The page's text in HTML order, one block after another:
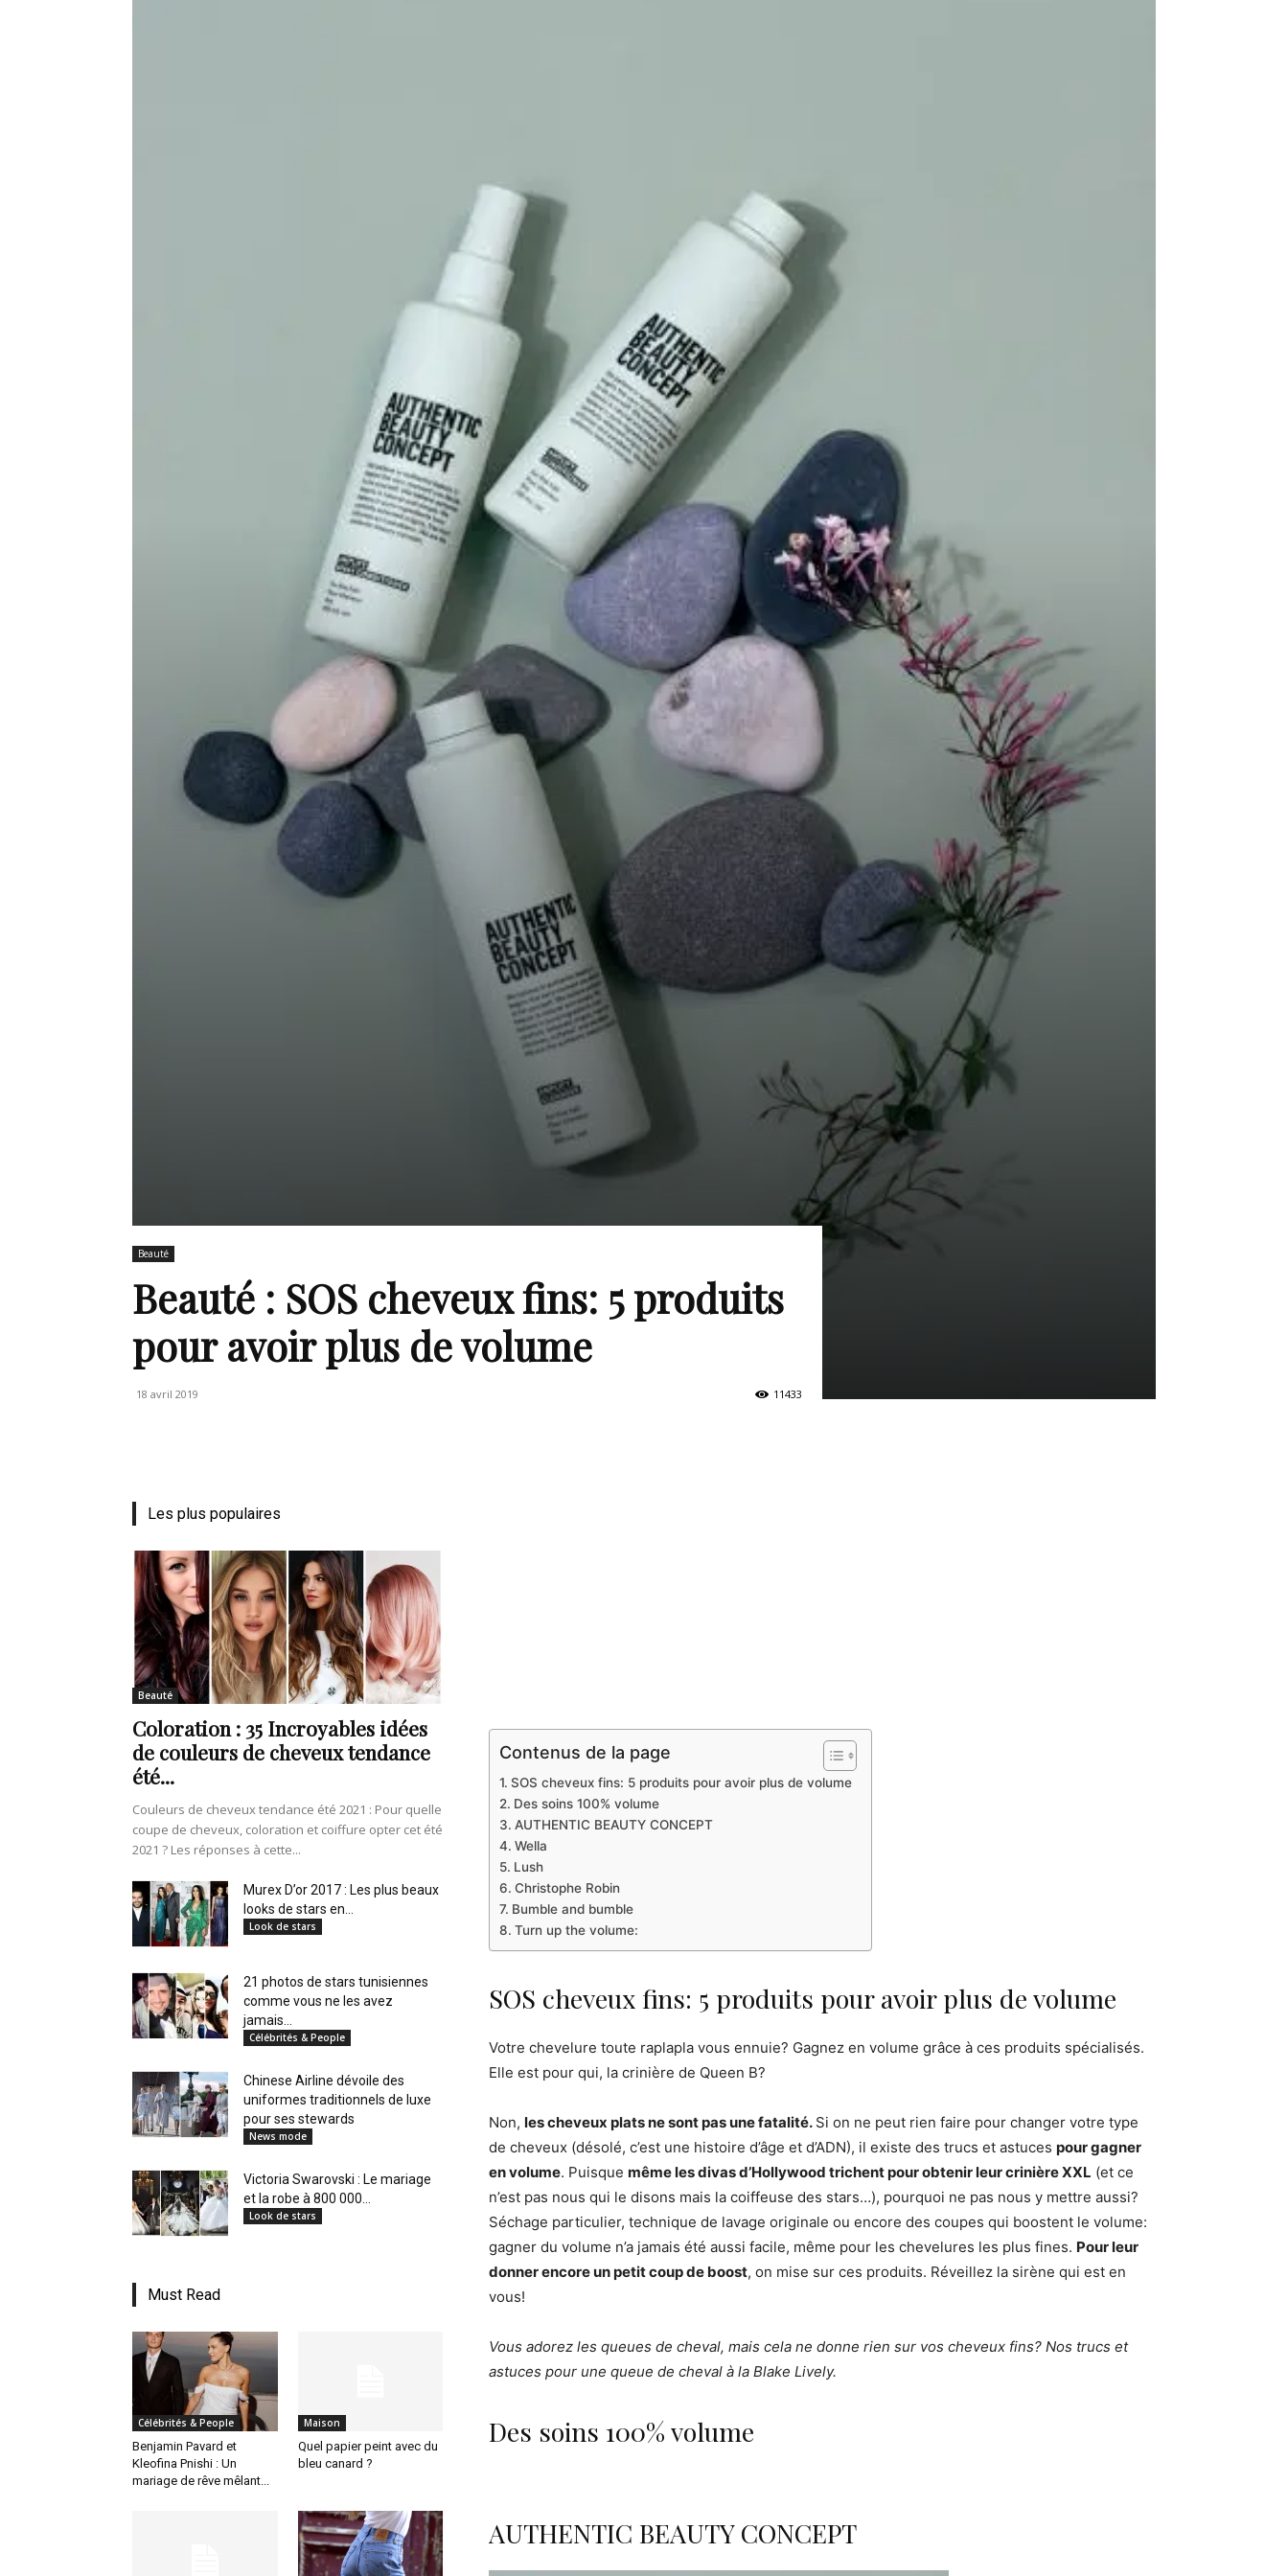
Maghreb
Beauté
Beauté : SOS cheveux fins: 5 produits
pour avoir plus de volume
18 avril 2019 11433
Contenus de la page
SOS cheveux fins: 5 produits pour avoir plus de volume
Des soins 100% volume
AUTHENTIC BEAUTY CONCEPT
Wella
Lush
Christophe Robin
Bumble and bumble
Turn up the volume:
SOS cheveux fins: 5 produits pour avoir plus de volume
Votre chevelure toute raplapla vous ennuie? Gagnez en volume grâce à ces produits spécialisés.
Elle est pour qui, la crinière de Queen B?
Non, les cheveux plats ne sont pas une fatalité. Si on ne peut rien faire pour changer votre type
de cheveux (désolé, c’est une histoire d’âge et d’ADN), il existe des trucs et astuces pour gagner
en volume. Puisque même les divas d’Hollywood trichent pour obtenir leur crinière XXL (et ce
n’est pas nous qui le disons mais la coiffeuse des stars…), pourquoi ne pas nous y mettre aussi?
Séchage particulier, technique de lavage originale ou encore des coupes qui boostent le volume:
gagner du volume n’a jamais été aussi facile, même pour les chevelures les plus fines. Pour leur
donner encore un petit coup de boost, on mise sur ces produits. Réveillez la sirène qui est en
vous!
Vous adorez les queues de cheval, mais cela ne donne rien sur vos cheveux fins? Nos trucs et
astuces pour une queue de cheval à la Blake Lively.
Des soins 100% volume
AUTHENTIC BEAUTY CONCEPT
Les plus populaires
Beauté
Coloration : 35 Incroyables idées
de couleurs de cheveux tendance
été...
Couleurs de cheveux tendance été 2021 : Pour quelle
coupe de cheveux, coloration et coiffure opter cet été
2021 ? Les réponses à cette...
Murex D’or 2017 : Les plus beaux
looks de stars en...
Look de stars
21 photos de stars tunisiennes
comme vous ne les avez
jamais...
Célébrités & People
Chinese Airline dévoile des
uniformes traditionnels de luxe
pour ses stewards
News mode
Victoria Swarovski : Le mariage
et la robe à 800 000...
Look de stars
Must Read
Célébrités & People
Benjamin Pavard et
Kleofina Pnishi : Un
mariage de rêve mêlant...
Maison
Quel papier peint avec du
bleu canard ?